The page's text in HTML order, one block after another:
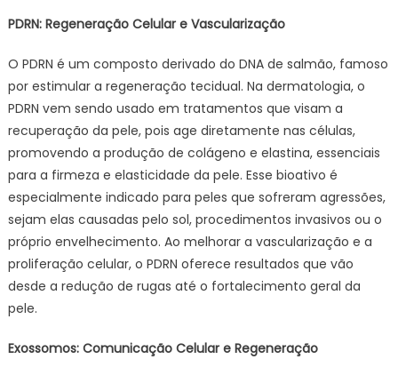
PDRN: Regeneração Celular e Vascularização
O PDRN é um composto derivado do DNA de salmão, famoso
por estimular a regeneração tecidual. Na dermatologia, o
PDRN vem sendo usado em tratamentos que visam a
recuperação da pele, pois age diretamente nas células,
promovendo a produção de colágeno e elastina, essenciais
para a firmeza e elasticidade da pele. Esse bioativo é
especialmente indicado para peles que sofreram agressões,
sejam elas causadas pelo sol, procedimentos invasivos ou o
próprio envelhecimento. Ao melhorar a vascularização e a
proliferação celular, o PDRN oferece resultados que vão
desde a redução de rugas até o fortalecimento geral da
pele.
Exossomos: Comunicação Celular e Regeneração